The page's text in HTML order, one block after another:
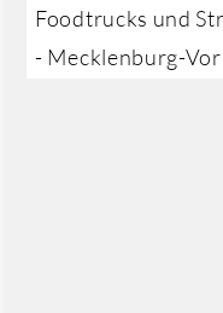
Foodtrucks und
- Mecklenburg-